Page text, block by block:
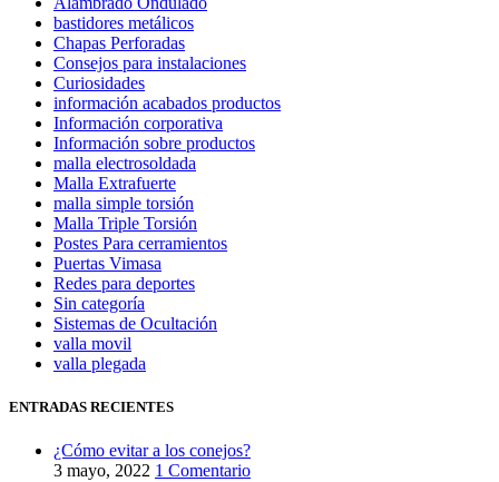
bastidores metálicos
Chapas Perforadas
Consejos para instalaciones
Curiosidades
información acabados productos
Información corporativa
Información sobre productos
malla electrosoldada
Malla Extrafuerte
malla simple torsión
Malla Triple Torsión
Postes Para cerramientos
Puertas Vimasa
Redes para deportes
Sin categoría
Sistemas de Ocultación
valla movil
valla plegada
ENTRADAS RECIENTES
¿Cómo evitar a los conejos?
3 mayo, 2022 1 Comentario